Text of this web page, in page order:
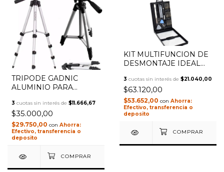
TRIPODE GADNIC
ALUMINIO PARA
TRIPODE1
3 cuotas sin interés de $11.666,67
$35.000,00
$29.750,00 con
Efectivo, transferencia o
deposito
KIT MULTIFUNCION DE
DESMONTAJE IDEAL
NSK3023
3 cuotas sin interés de $21.040,00
$63.120,00
$53.652,00 con
Efectivo, transferencia o
deposito